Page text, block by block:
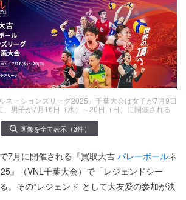
ネーションズリーグ2025』千葉大会は女子が7月9日
、男子が7月16日（水）～20日（日）に開催される
画像を全て表示（3件）
7月に開催される『買取大吉 バレーボールネ
』（VNL千葉大会）で「レジェンドシー
。その“レジェンド”として大友愛の参加が決